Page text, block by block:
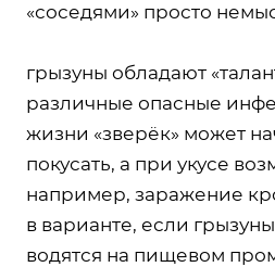
«соседями» просто
грызуны обладают
различные опасные
жизни «зверёк» может
покусать, а при укусе
например, заражение
в варианте, если
водятся на пищевом